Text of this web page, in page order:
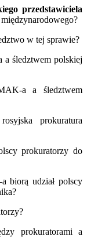
przedstawiciela
w tej sprawie?
a śledztwem polskiej
a a śledztwem
prokuratura
prokuratorzy do
biorą udział polscy
prokuratorami a